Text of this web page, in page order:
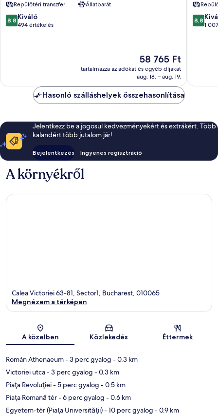
városközpontja
Repülőtéri transzfer
Állatbarát
8.8
ennyiből:
8,8 Kiváló
494 értékelés
Az
ár
58 765 Ft
58 765 Ft
tartalmazza az adókat és egyéb díjakat
aug. 18. – aug. 19.
8.8
8,8
1
Hasonló szálláshelyek összehasonlítása
Jelentkezz be a jogosul kedvezményekért és extrákért. Több
kalandért több jutalom jár!
Bejelentkezés Ingyenes regisztráció
A környékről
Térkép
Calea Victoriei 63-81, Sector1, Bucharest, 010065
Megnézem a térképen
A közelben Közlekedés Éttermek
Román Athenaeum- 3 perc gyalog - 0.3 km
Victoriei utca- 3 perc gyalog - 0.3 km
Piaţa Revoluţiei- 5 perc gyalog - 0.5 km
Piaţa Romană tér- 6 perc gyalog - 0.6 km
Egyetem-tér (Piaţa Universităţii)- 10 perc gyalog - 0.9 km